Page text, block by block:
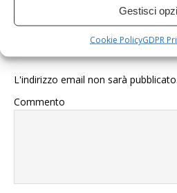
Gestisci
Cookie PolicyGDPR
LASCIA IL PRIMO COMMENTO
Lascia un
L'indirizzo email non sarà pubblicato.
Commento